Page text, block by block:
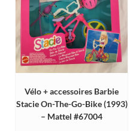
Vélo + accessoires Barbie
Stacie On-The-Go-Bike (1993)
– Mattel #67004